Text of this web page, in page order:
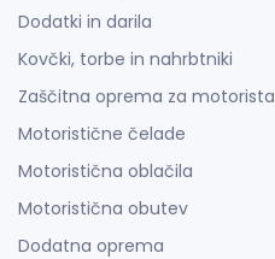
Dodatki in darila
Kovčki, torbe in nahrbtniki
Zaščitna oprema za motorista
Motoristične čelade
Motoristična oblačila
Motoristična obutev
Dodatna oprema